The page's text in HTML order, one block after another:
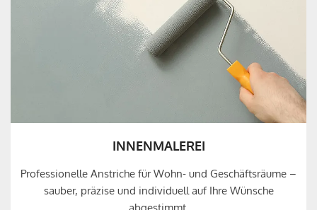
INNENMALEREI
Professionelle Anstriche für Wohn- und Geschäftsräume –
sauber, präzise und individuell auf Ihre Wünsche